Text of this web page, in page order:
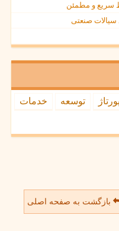
سریع و مطمئن
صنعتی
توسعه
خدمات
بازگشت به صفحه اصلی